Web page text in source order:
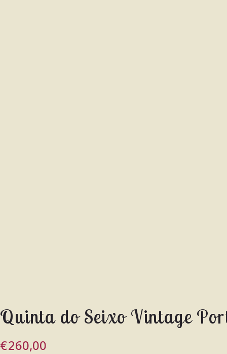
Quinta do Seixo Vintage
€260,00